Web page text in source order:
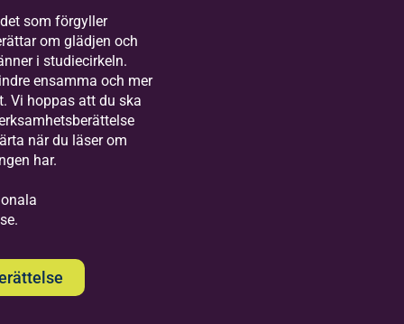
till oss på
Bilda i
Visby!
Södertälje
Välkommen till oss
som förgyller
om glädjen och
i studiecirkeln.
ensamma och mer
Vi hoppas att du ska
när du läser om
har.